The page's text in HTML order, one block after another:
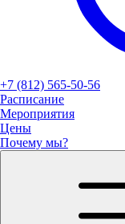
+7 (812) 565-50-56
Расписание
Мероприятия
Цены
Почему мы?